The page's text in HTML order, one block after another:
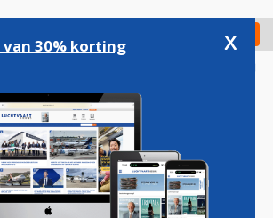
Check in
Podcasts Vacatures
30% korting x